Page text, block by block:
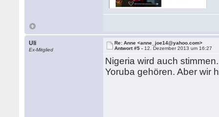
Uli
Ex-Mitglied
Re: Anne <anne_joe14@yahoo.com>
Antwort #5 - 12. Dezember 2013 um 16:27
Nigeria wird auch
Yoruba gehören. Aber wir